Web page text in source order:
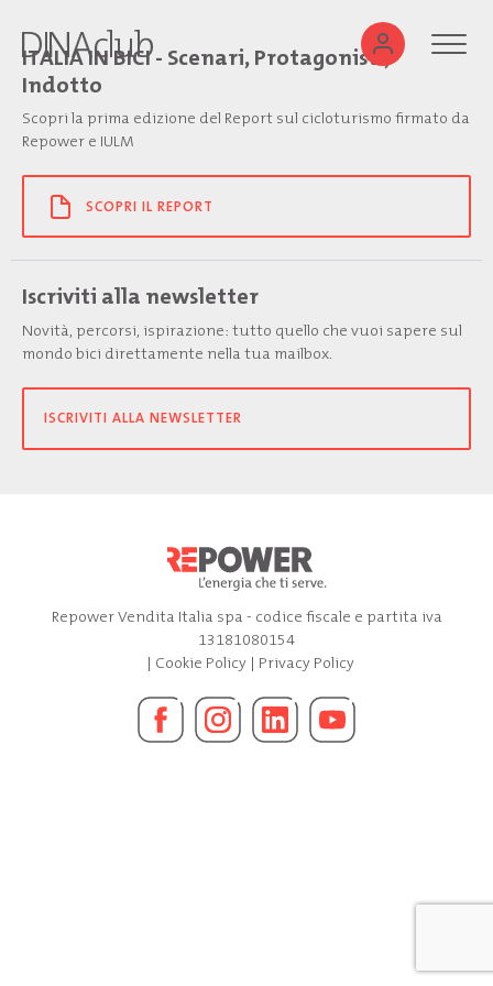
ITALIA IN BICI - Scenari, Protagonisti,
Indotto
Scopri la prima edizione del Report sul cicloturismo firmato da
Repower e IULM
SCOPRI IL REPORT
Iscriviti alla newsletter
Novità, percorsi, ispirazione: tutto quello che vuoi sapere sul
mondo bici direttamente nella tua mailbox.
ISCRIVITI ALLA NEWSLETTER
Repower Vendita Italia spa - codice fiscale e partita iva
13181080154
| Cookie Policy| Privacy Policy